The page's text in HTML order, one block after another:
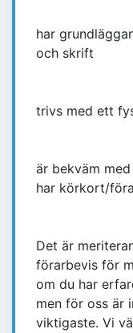
har
och skrift
trivs med ett
är bekväm
har körkort/
Det är
förarbevis för
om du har
men för oss är
viktigaste. Vi